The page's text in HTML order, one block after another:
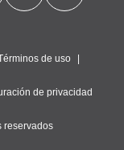
de uso
de privacidad
reservados